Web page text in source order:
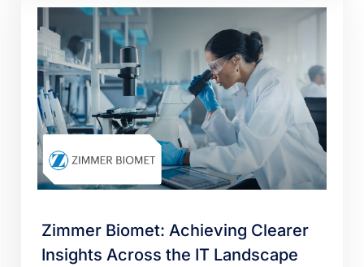
Zimmer Biomet: Achieving Clearer
Insights Across the IT Landscape